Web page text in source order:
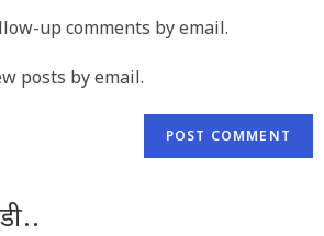
up comments by email.
posts by email.